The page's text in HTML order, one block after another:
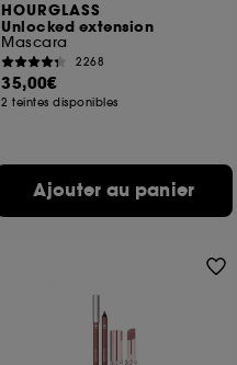
HOURGLASS
Unlocked extension
Mascara
2268
35,00€
2 teintes disponibles
Ajouter au panier